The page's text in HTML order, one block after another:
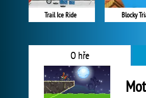
Trail Ice Ride Blocky
O hře